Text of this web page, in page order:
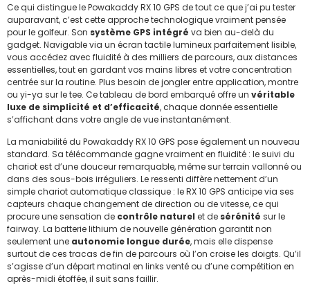
Ce qui distingue le Powakaddy RX 10 GPS de tout ce que j’ai pu tester
auparavant, c’est cette approche technologique vraiment pensée
pour le golfeur. Son système GPS intégré va bien au-delà du
gadget. Navigable via un écran tactile lumineux parfaitement lisible,
vous accédez avec fluidité à des milliers de parcours, aux distances
essentielles, tout en gardant vos mains libres et votre concentration
centrée sur la routine. Plus besoin de jongler entre application, montre
ou yi-ya sur le tee. Ce tableau de bord embarqué offre un véritable
luxe de simplicité et d’efficacité, chaque donnée essentielle
s’affichant dans votre angle de vue instantanément.
La maniabilité du Powakaddy RX 10 GPS pose également un nouveau
standard. Sa télécommande gagne vraiment en fluidité : le suivi du
chariot est d’une douceur remarquable, même sur terrain vallonné ou
dans des sous-bois irréguliers. Le ressenti diffère nettement d’un
simple chariot automatique classique : le RX 10 GPS anticipe via ses
capteurs chaque changement de direction ou de vitesse, ce qui
procure une sensation de contrôle naturel et de sérénité sur le
fairway. La batterie lithium de nouvelle génération garantit non
seulement une autonomie longue durée, mais elle dispense
surtout de ces tracas de fin de parcours où l’on croise les doigts. Qu’il
s’agisse d’un départ matinal en links venté ou d’une compétition en
après-midi étoffée, il suit sans faillir.